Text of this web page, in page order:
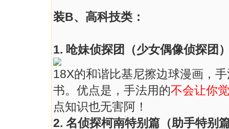
装B、高科技类：
1. 呛妹侦探团（少女偶像侦探团
18X的和谐比基尼擦边球漫画，
书。优点是，手法用的不会让你
点知识也无害阿！
2. 名侦探柯南特别篇（助手特别